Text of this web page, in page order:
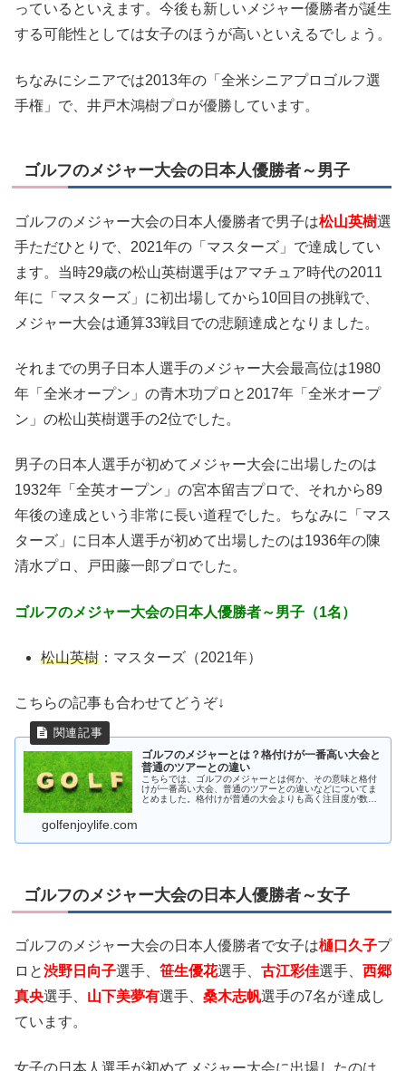
っているといえます。今後も新しいメジャー優勝者が誕生
する可能性としては女子のほうが高いといえるでしょう。
ちなみにシニアでは2013年の「全米シニアプロゴルフ選
手権」で、井戸木鴻樹プロが優勝しています。
ゴルフのメジャー大会の日本人優勝者～男子
ゴルフのメジャー大会の日本人優勝者で男子は松山英樹選
手ただひとりで、2021年の「マスターズ」で達成してい
ます。当時29歳の松山英樹選手はアマチュア時代の2011
年に「マスターズ」に初出場してから10回目の挑戦で、
メジャー大会は通算33戦目での悲願達成となりました。
それまでの男子日本人選手のメジャー大会最高位は1980
年「全米オープン」の青木功プロと2017年「全米オープ
ン」の松山英樹選手の2位でした。
男子の日本人選手が初めてメジャー大会に出場したのは
1932年「全英オープン」の宮本留吉プロで、それから89
年後の達成という非常に長い道程でした。ちなみに「マス
ターズ」に日本人選手が初めて出場したのは1936年の陳
清水プロ、戸田藤一郎プロでした。
ゴルフのメジャー大会の日本人優勝者～男子（1名）
松山英樹 ：マスターズ（2021年）
こちらの記事も合わせてどうぞ↓
ゴルフのメジャーとは？格付けが一番高い大会と
普通のツアーとの違い
こちらでは、ゴルフのメジャーとは何か、その意味と格付
けが一番高い大会、普通のツアーとの違いなどについてま
とめました。格付けが普通の大会よりも高く注目度が数段
golfenjoylife.com
ゴルフのメジャー大会の日本人優勝者～女子
ゴルフのメジャー大会の日本人優勝者で女子は樋口久子プ
ロと渋野日向子選手、 笹生優花選手、 古江彩佳選手、 西郷
真央選手、 山下美夢有選手、 桑木志帆選手の7名が達成し
ています。
女子の日本人選手が初めてメジャー大会に出場したのは